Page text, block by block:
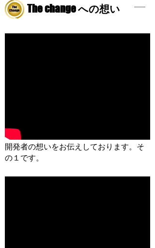
The changeへの想い
​開発者の想いをお伝えしております。そ
の１です。